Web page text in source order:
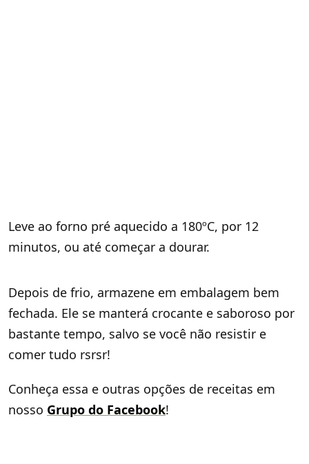
Leve ao forno pré aquecido a 180ºC, por 12
minutos, ou até começar a dourar.
Depois de frio, armazene em embalagem bem
fechada. Ele se manterá crocante e saboroso por
bastante tempo, salvo se você não resistir e
comer tudo rsrsr!
Conheça essa e outras opções de receitas em
nosso Grupo do Facebook!